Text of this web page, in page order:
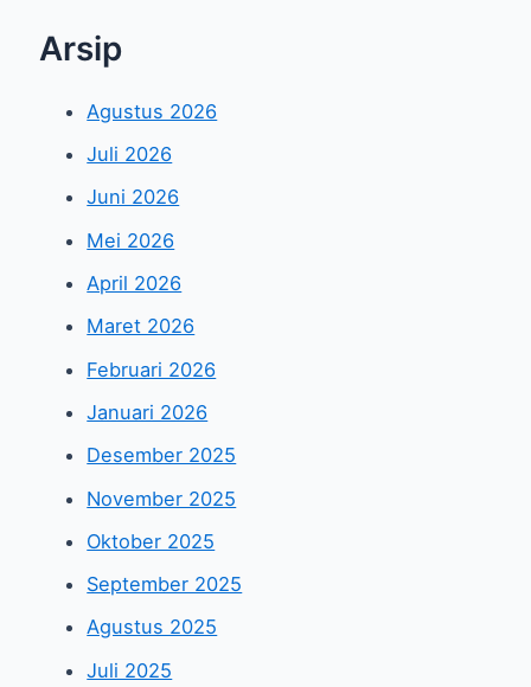
Arsip
Agustus 2026
Juli 2026
Juni 2026
Mei 2026
April 2026
Maret 2026
Februari 2026
Januari 2026
Desember 2025
November 2025
Oktober 2025
September 2025
Agustus 2025
Juli 2025